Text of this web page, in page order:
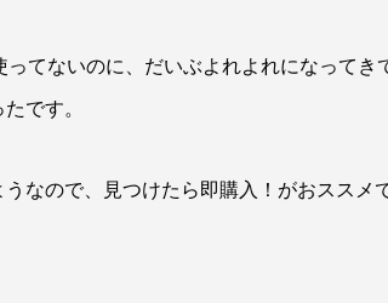
てないのに、だいぶよれよれになってき
です。
なので、見つけたら即購入！がおススメで